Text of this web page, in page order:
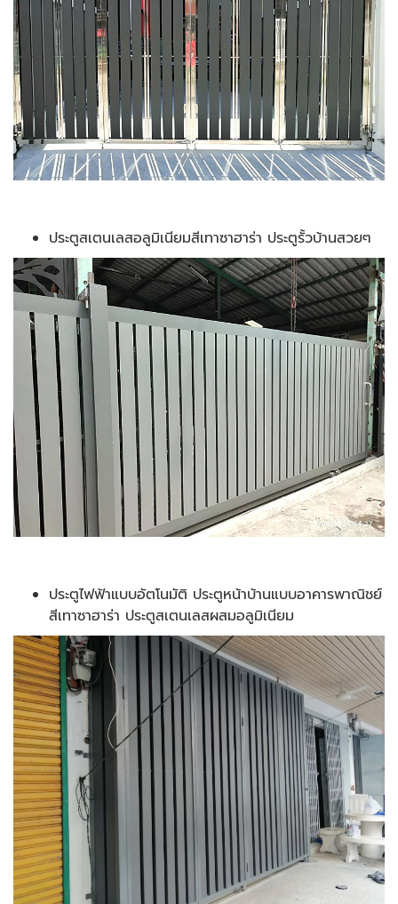
ประตูสเตนเลสอลูมิเนียมสีเทาซาฮาร่า ประตูรั้วบ้านสวยๆ
ประตูไฟฟ้าแบบอัตโนมัติ ประตูหน้าบ้านแบบอาคารพาณิชย์
สีเทาซาฮาร่า ประตูสเตนเลสผสมอลูมิเนียม